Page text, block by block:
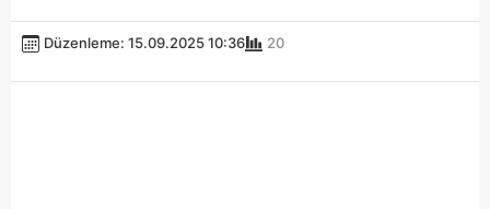
Düzenleme: 15.09.2025 10:36 20